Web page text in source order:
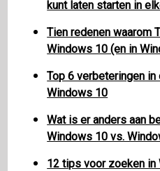
kunt laten starten in
Tien redenen waarom
Windows 10 (en in
Top 6 verbeteringen
Windows 10
Wat is er anders aan
Windows 10 vs.
12 tips voor zoeken in